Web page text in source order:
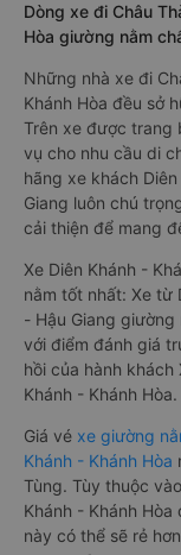
Dòng xe đi Châu
Hòa giường nằm
Những nhà xe đi
Khánh Hòa đều sở
Trên xe được trang
vụ cho nhu cầu di
hãng xe khách
Giang luôn chú
cải thiện để mang
Xe Diên Khánh -
nằm tốt nhất: Xe từ
- Hậu Giang
với điểm đánh giá
hồi của hành khách
Khánh - Khánh Hòa.
Giá vé xe giường
Khánh - Khánh Hòa
Tùng. Tùy thuộc
Khánh - Khánh
này có thể sẽ rẻ